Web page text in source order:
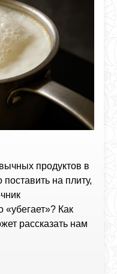
продуктов в
на плиту,
Как
рассказать нам